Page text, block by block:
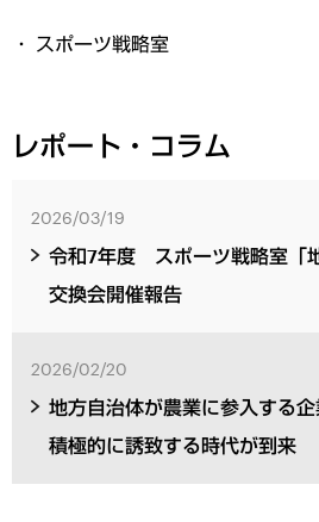
スポーツ戦略室
レポート・コラム
2026/03/19
令和7年度 スポーツ戦略室「
交換会開催報告
2026/02/20
地方自治体が農業に参入する
積極的に誘致する時代が到来